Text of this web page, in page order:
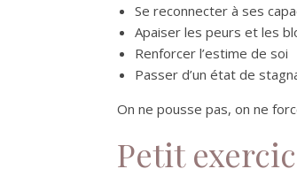
Se reconnecter à ses
Apaiser les peurs et les
Renforcer l’estime de soi
Passer d’un état de
On ne pousse pas, on ne
Petit